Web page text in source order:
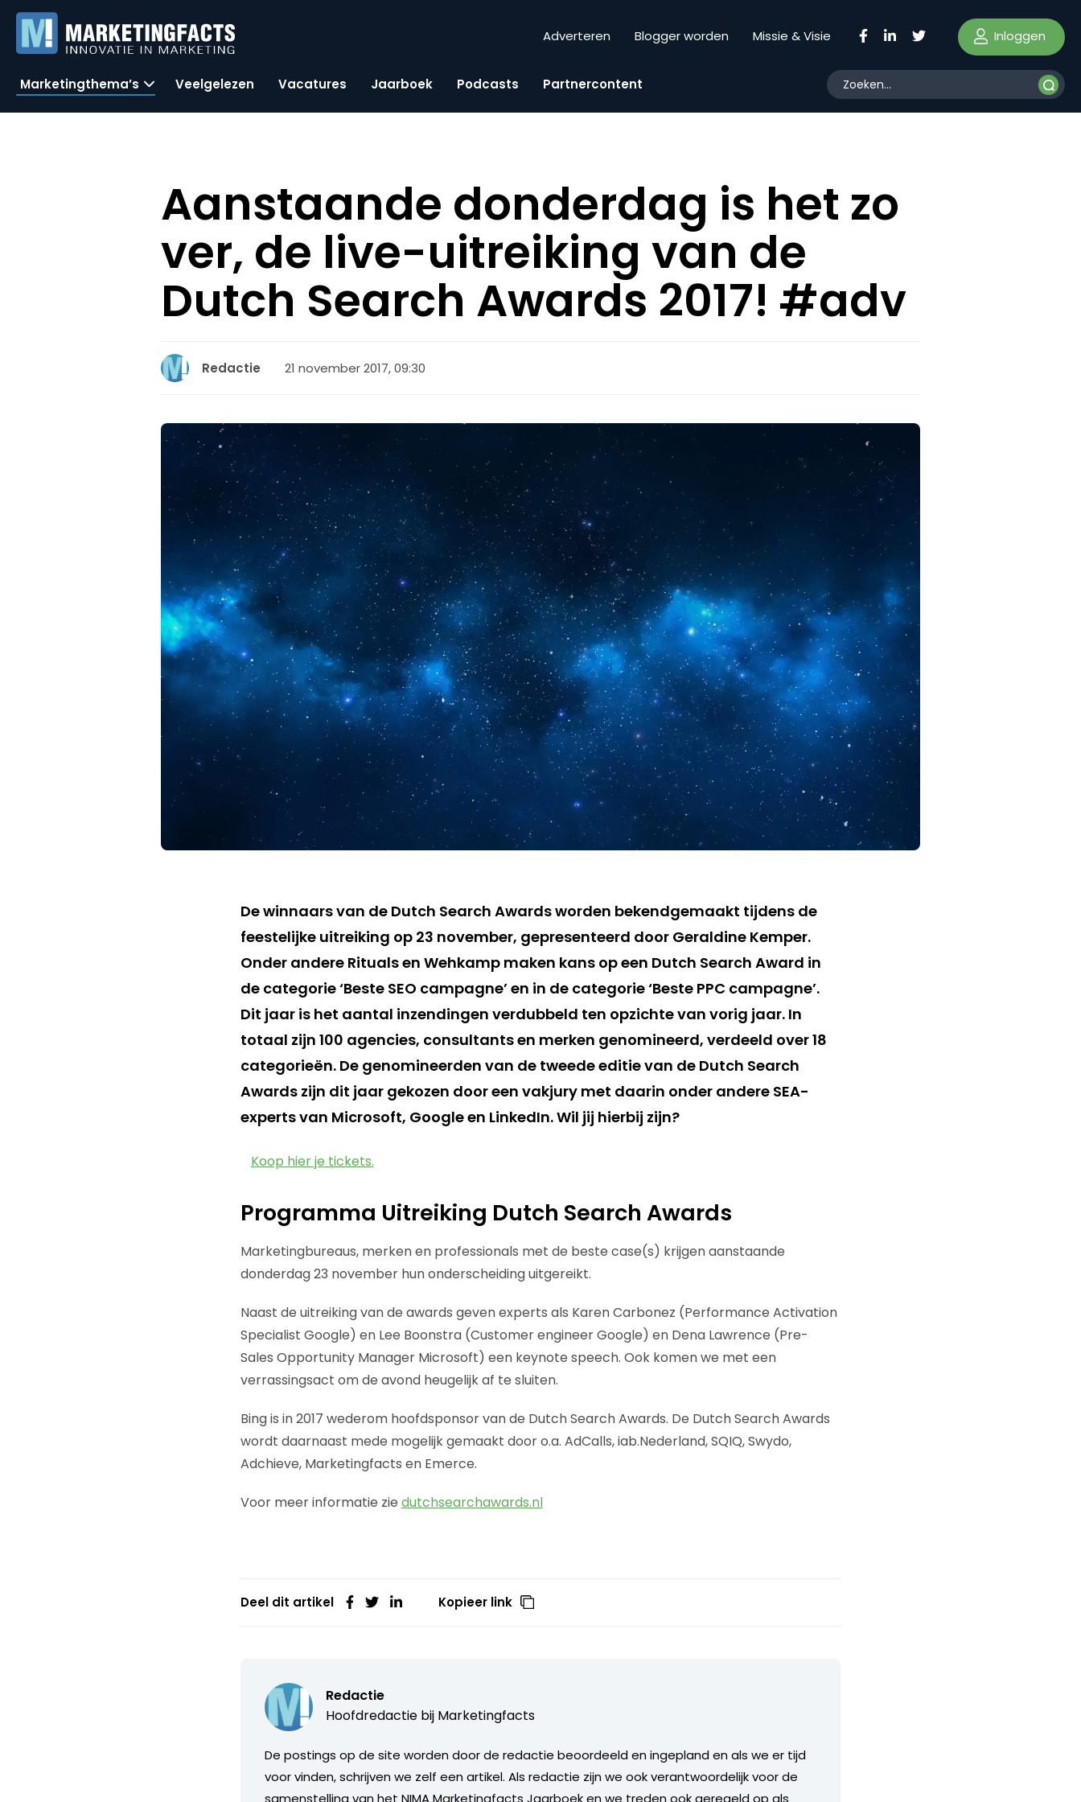
Adverteren Blogger worden Missie & Visie Inloggen
Marketingthema’s Veelgelezen Vacatures Jaarboek Podcasts Partnercontent
Aanstaande donderdag is het zo
ver, de live-uitreiking van de
Dutch Search Awards 2017! #adv
Redactie 21 november 2017, 09:30
De winnaars van de Dutch Search Awards worden bekendgemaakt tijdens de
feestelijke uitreiking op 23 november, gepresenteerd door Geraldine Kemper.
Onder andere Rituals en Wehkamp maken kans op een Dutch Search Award in
de categorie ‘Beste SEO campagne’ en in de categorie ‘Beste PPC campagne’.
Dit jaar is het aantal inzendingen verdubbeld ten opzichte van vorig jaar. In
totaal zijn 100 agencies, consultants en merken genomineerd, verdeeld over 18
categorieën. De genomineerden van de tweede editie van de Dutch Search
Awards zijn dit jaar gekozen door een vakjury met daarin onder andere SEA-
experts van Microsoft, Google en LinkedIn. Wil jij hierbij zijn?
Koop hier je tickets.
Programma Uitreiking Dutch Search Awards
Marketingbureaus, merken en professionals met de beste case(s) krijgen aanstaande
donderdag 23 november hun onderscheiding uitgereikt.
Naast de uitreiking van de awards geven experts als Karen Carbonez (Performance Activation
Specialist Google) en Lee Boonstra (Customer engineer Google) en Dena Lawrence (Pre-
Sales Opportunity Manager Microsoft) een keynote speech. Ook komen we met een
verrassingsact om de avond heugelijk af te sluiten.
Bing is in 2017 wederom hoofdsponsor van de Dutch Search Awards. De Dutch Search Awards
wordt daarnaast mede mogelijk gemaakt door o.a. AdCalls, iab.Nederland, SQIQ, Swydo,
Adchieve, Marketingfacts en Emerce.
Voor meer informatie zie dutchsearchawards.nl
Deel dit artikel Kopieer link
Redactie
Hoofdredactie bij Marketingfacts
De postings op de site worden door de redactie beoordeeld en ingepland en als we er tijd
voor vinden, schrijven we zelf een artikel. Als redactie zijn we ook verantwoordelijk voor de
samenstelling van het NIMA Marketingfacts Jaarboek en we treden ook geregeld op als